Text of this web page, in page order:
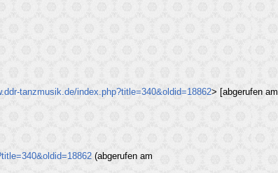
tanzmusik.de/index.php?title=340&oldid=18862> [abgerufen am
(abgerufen am